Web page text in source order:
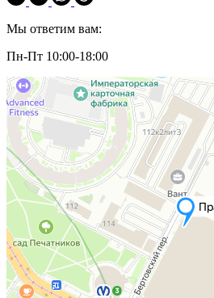
Мы ответим вам:
Пн-Пт 10:00-18:00